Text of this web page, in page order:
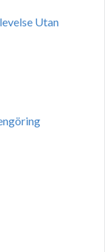
Utan